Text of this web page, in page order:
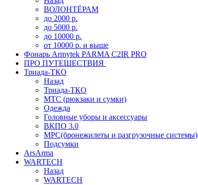
ВОЛОНТЁРАМ
до 2000 р.
до 5000 р.
до 10000 р.
от 10000 р. и выше
Фонарь Armytek PARMA C2IR PRO
ПРО ПУТЕШЕСТВИЯ
Триада-ТКО
Назад
Триада-ТКО
МТС (рюкзаки и сумки)
Одежда
Головные уборы и аксессуары
ВКПО 3.0
МРС(бронежилеты и разгрузочные системы)
Подсумки
ArsArma
WARTECH
Назад
WARTECH